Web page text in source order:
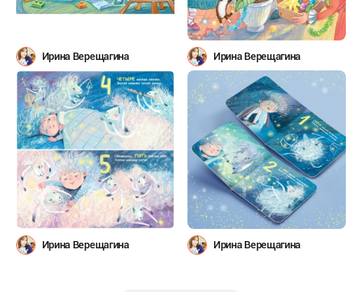
Ирина Верещагина Ирина Верещагина
Ирина Верещагина Ирина Верещагина